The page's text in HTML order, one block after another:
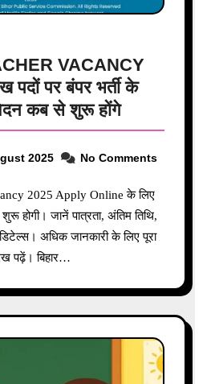
VACANCY
पदों पर बंपर भर्ती के
कब से शुरू होंगे
2025 No Comments
होगी। जानें पात्रता, अंतिम तिथि,
अधिक जानकारी के लिए पूरा
पढ़ें। बिहार…